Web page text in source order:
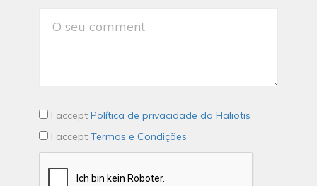
I accept Política de privacidade da Haliotis
I accept Termos e Condições